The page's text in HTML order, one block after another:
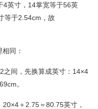
4英寸，14掌宽等于56英
等于2.54cm，故
同：
之间，先换算成英寸：14×4
。
＋2.75＝80.75英寸，